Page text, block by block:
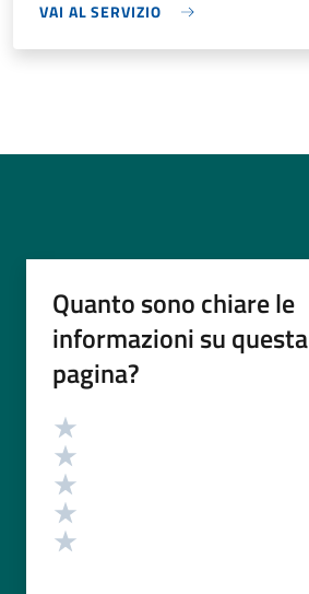
VAI AL SERVIZIO
Quanto sono chiare le
informazioni su questa
pagina?
Valutazione